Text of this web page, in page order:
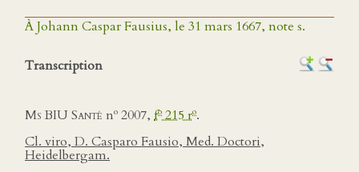
À Johann Caspar Fausius, le 31 mars 1667, note s.
Transcription
Ms BIU Santé no 2007, fo215 ro.
Cl. viro, D. Casparo Fausio, Med. Doctori,
Heidelbergam.